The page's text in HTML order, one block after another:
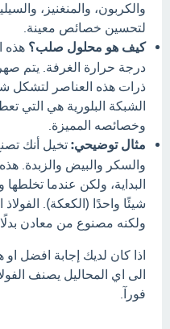
والكربون، والمنغنيز،
لتحسين خصائص معينة.
كيف هو محلول صلب؟ هذه
درجة حرارة الغرفة. يتم
ذرات هذه العناصر لتشكل
الشبكة البلورية هي التي
وخصائصه المميزة.
مثال توضيحي: تخيل أنك
والسكر والبيض والزبدة.
البداية، ولكن عندما تخلطها
شيئًا واحدًا (الكعكة).
ولكنه مصنوع من معادن
اذا كان لديك إجابة افضل
الى اي المحاليل يصنف
فورآ.